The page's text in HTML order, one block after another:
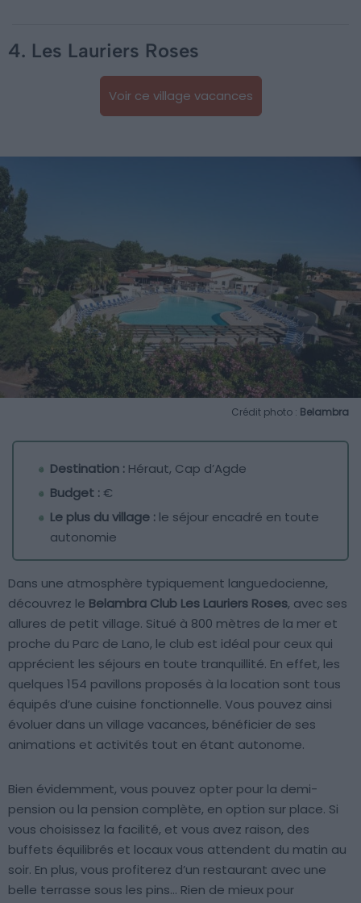
4. Les Lauriers Roses
Voir ce village vacances
Crédit photo : Belambra
Destination : Héraut, Cap d’Agde
Budget :€
Le plus du village : le séjour encadré en toute
autonomie
Dans une atmosphère typiquement languedocienne,
découvrez le Belambra Club Les Lauriers Roses, avec ses
allures de petit village. Situé à 800 mètres de la mer et
proche du Parc de Lano, le club est idéal pour ceux qui
apprécient les séjours en toute tranquillité. En effet, les
quelques 154 pavillons proposés à la location sont tous
équipés d’une cuisine fonctionnelle. Vous pouvez ainsi
évoluer dans un village vacances, bénéficier de ses
animations et activités tout en étant autonome.
Bien évidemment, vous pouvez opter pour la demi-
pension ou la pension complète, en option sur place. Si
vous choisissez la facilité, et vous avez raison, des
buffets équilibrés et locaux vous attendent du matin au
soir. En plus, vous profiterez d’un restaurant avec une
belle terrasse sous les pins… Rien de mieux pour